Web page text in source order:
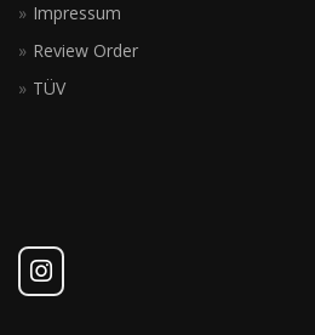
Impressum
Review Order
TÜV